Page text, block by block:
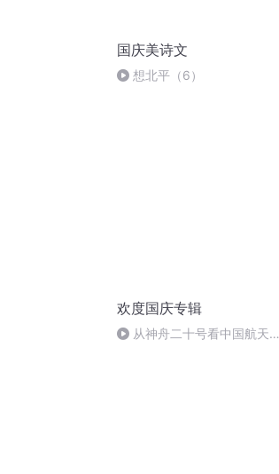
国庆美诗文
想北平（6）
欢度国庆专辑
从神舟二十号看中国航天